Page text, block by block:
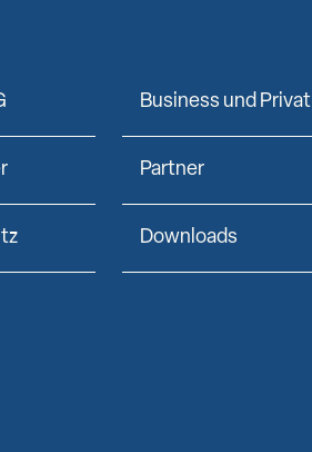
Business und Privat
Partner
Downloads